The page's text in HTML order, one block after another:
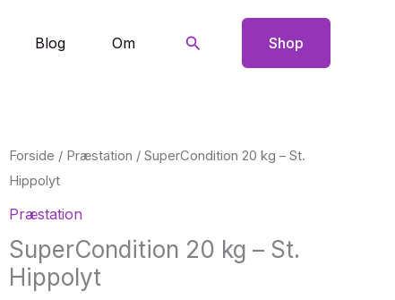
Blog Om Søg Shop
Forside / Præstation / SuperCondition 20 kg – St.
Hippolyt
Præstation
SuperCondition 20 kg – St.
Hippolyt